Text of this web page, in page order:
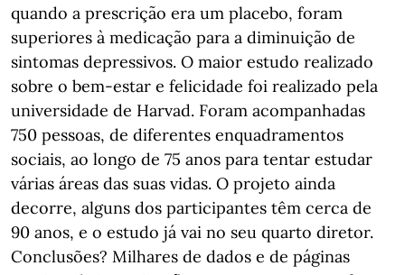
quando a prescrição era um placebo, foram
superiores à medicação para a diminuição de
sintomas depressivos. O maior estudo realizado
sobre o bem-estar e felicidade foi realizado pela
universidade de Harvad. Foram acompanhadas
750 pessoas, de diferentes enquadramentos
sociais, ao longo de 75 anos para tentar estudar
várias áreas das suas vidas. O projeto ainda
decorre, alguns dos participantes têm cerca de
90 anos, e o estudo já vai no seu quarto diretor.
Conclusões? Milhares de dados e de páginas